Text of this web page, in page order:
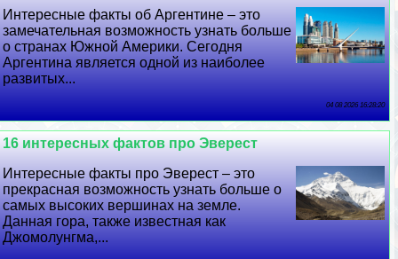
Интересные факты об Аргентине – это
замечательная возможность узнать больше
о странах Южной Америки. Сегодня
Аргентина является одной из наиболее
развитых...
04 08 2026 16:28:20
16 интересных фактов про Эверест
Интересные факты про Эверест – это
прекрасная возможность узнать больше о
самых высоких вершинах на земле.
Данная гора, также известная как
Джомолунгма,...